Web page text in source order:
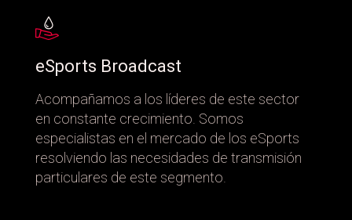
eSports Broadcast
Acompañamos a los líderes de este sector
en constante crecimiento. Somos
especialistas en el mercado de los eSports
resolviendo las necesidades de transmisión
particulares de este segmento.